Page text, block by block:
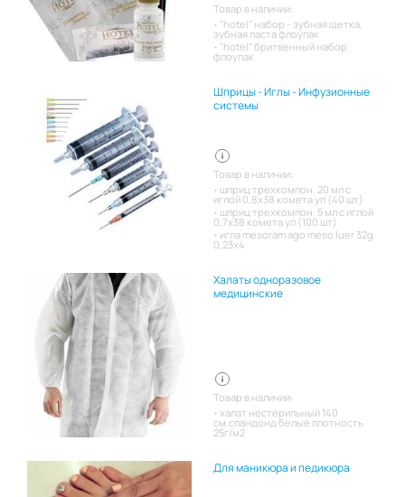
Товар в наличии:
"hotel" набор - зубная щетка,
зубная паста флоупак
"hotel" бритвенный набор
флоупак
Шприцы - Иглы - Инфузионные
системы
Товар в наличии:
шприц трехкомпон. 20 мл с
иглой 0,8х38 комета уп (40 шт)
шприц трехкомпон. 5 мл с иглой
0,7х38 комета уп (100 шт)
игла mesoram ago meso luer 32g
0,23x4
Халаты одноразовое
медицинские
Товар в наличии:
халат нестерильный 140
см,спандонд белые плотность
25г/м2
Для маникюра и педикюра